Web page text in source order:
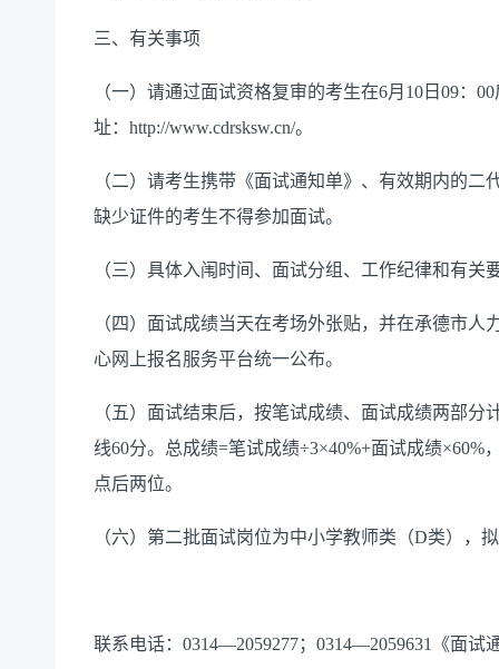
三、有关事项
（一） 请通过面试资格复审的考生在6月10日09：
址：http://www.cdrsksw.cn/。
（二） 请考生携带《面试通知单》、有效期内的二
缺少证件的考生不得参加面试。
（三） 具体入闱 时间、面试分组、工作纪律和有关
（四） 面试成绩当天在考场外张贴，并在承德市人
心网上报名服务平台统一公布。
（五） 面试结束后，按笔试成绩、面试成绩两部分
线60分。总成绩=笔试成绩÷3×40%+面试成绩
点后两位。
（六） 第二批面试岗位为中小学教师类（D类），
联系电话： 0314—2059277；0314—2059631《面试